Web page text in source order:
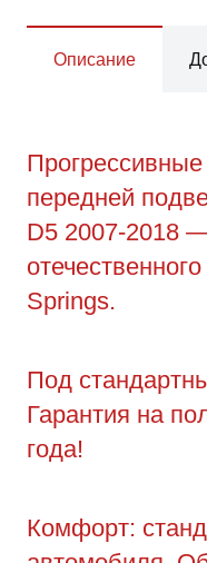
Описание
передней
D5 2007-2018
Springs.
Под
Гарантия на
года!
Комфорт: